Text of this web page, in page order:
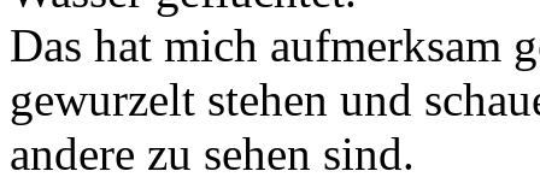
Das hat mich aufmerksam
gewurzelt stehen und
andere zu sehen sind.